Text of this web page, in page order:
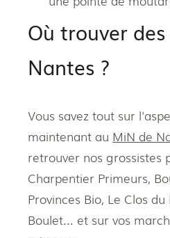
Où trouver
Nantes ?
Vous savez tout sur
maintenant au MiN de
retrouver nos grossistes
Charpentier Primeurs,
Provinces Bio, Le Clos
Boulet... et sur vos